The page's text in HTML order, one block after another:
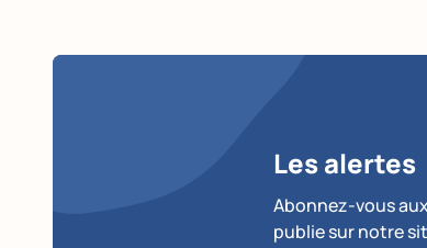
Les alertes
Abonnez-vous
publie sur notre